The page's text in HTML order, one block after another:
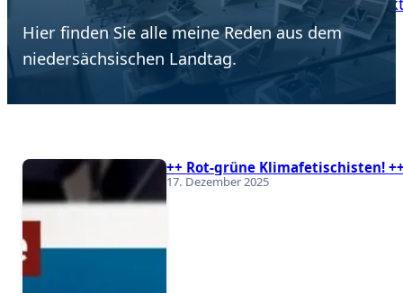
Hier finden Sie alle meine Reden aus dem
niedersächsischen Landtag.
++ Rot-grüne Klimafetischisten!
17. Dezember 2025